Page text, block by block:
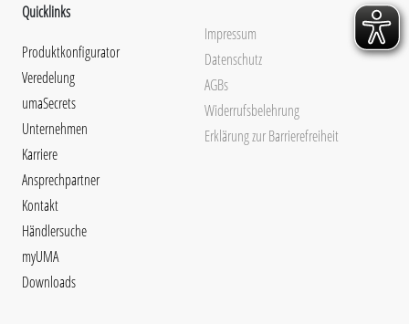
Quicklinks
Produktkonfigurator
Veredelung
umaSecrets
Unternehmen
Karriere
Ansprechpartner
Kontakt
Händlersuche
myUMA
Downloads
Impressum
Datenschutz
AGBs
Widerrufsbelehrung
Erklärung zur Barrierefreiheit